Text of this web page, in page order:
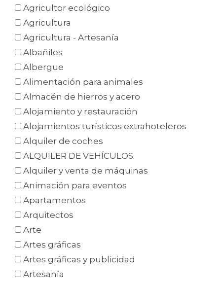
Agricultor ecológico
Agricultura
Agricultura - Artesanía
Albañiles
Albergue
Alimentación para animales
Almacén de hierros y acero
Alojamiento y restauración
Alojamientos turísticos extrahoteleros
Alquiler de coches
ALQUILER DE VEHÍCULOS.
Alquiler y venta de máquinas
Animación para eventos
Apartamentos
Arquitectos
Arte
Artes gráficas
Artes gráficas y publicidad
Artesanía